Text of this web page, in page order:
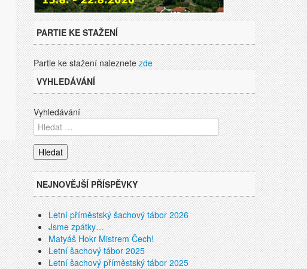
PARTIE KE STAŽENÍ
Partie ke stažení naleznetezde
VYHLEDÁVÁNÍ
Vyhledávání
NEJNOVĚJŠÍ PŘÍSPĚVKY
Letní příměstský šachový tábor 2026
Jsme zpátky…
Matyáš Hokr Mistrem Čech!
Letní šachový tábor 2025
Letní šachový příměstský tábor 2025